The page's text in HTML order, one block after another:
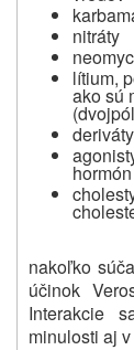
nitráty
lítium,
ako sú
nakoľko
účinok
Interakcie
minulosti aj